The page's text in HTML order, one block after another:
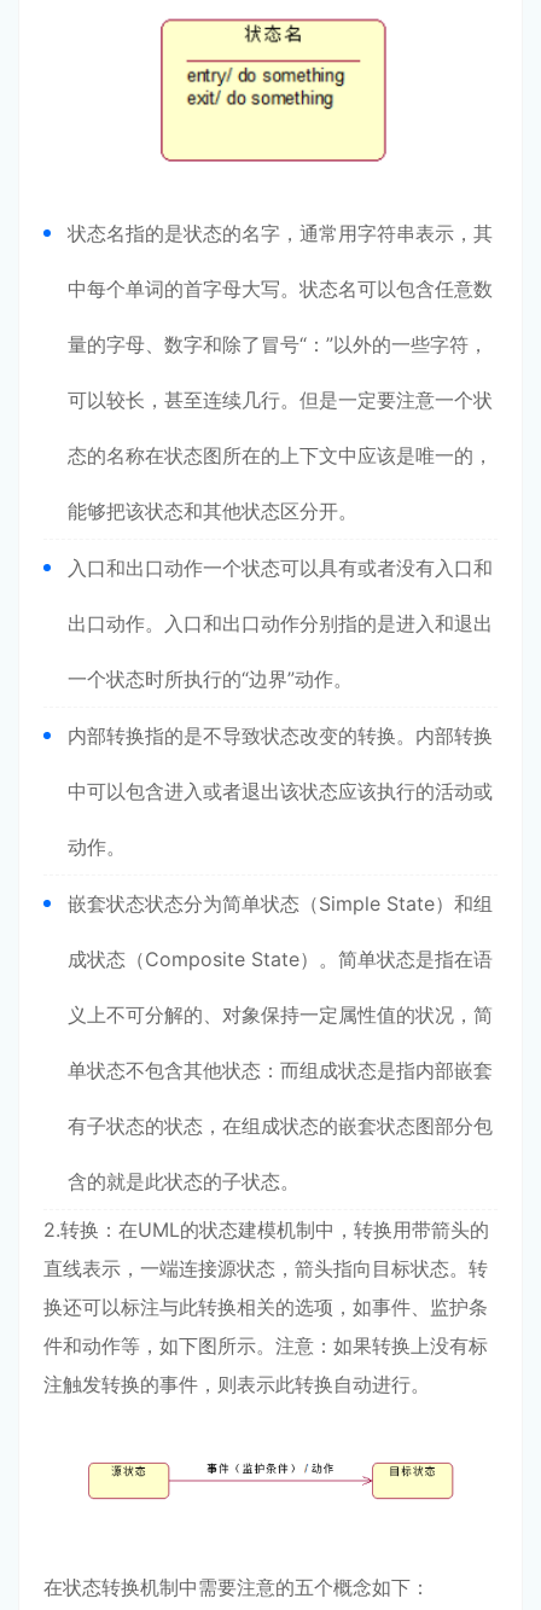
状态名指的是状态的名字，通常用字符串表示，其
中每个单词的首字母大写。状态名可以包含任意数
量的字母、数字和除了冒号“：”以外的一些字符，
可以较长，甚至连续几行。但是一定要注意一个状
态的名称在状态图所在的上下文中应该是唯一的，
能够把该状态和其他状态区分开。
入口和出口动作一个状态可以具有或者没有入口和
出口动作。入口和出口动作分别指的是进入和退出
一个状态时所执行的“边界”动作。
内部转换指的是不导致状态改变的转换。内部转换
中可以包含进入或者退出该状态应该执行的活动或
动作。
嵌套状态状态分为简单状态（Simple State）和组
成状态（Composite State）。简单状态是指在语
义上不可分解的、对象保持一定属性值的状况，简
单状态不包含其他状态：而组成状态是指内部嵌套
有子状态的状态，在组成状态的嵌套状态图部分包
含的就是此状态的子状态。
2.转换：在UML的状态建模机制中，转换用带箭头的
直线表示，一端连接源状态，箭头指向目标状态。转
换还可以标注与此转换相关的选项，如事件、监护条
件和动作等，如下图所示。注意：如果转换上没有标
注触发转换的事件，则表示此转换自动进行。
在状态转换机制中需要注意的五个概念如下：